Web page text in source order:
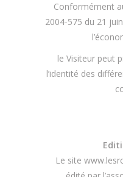
Conformément
2004-575 du 21
le Visiteur peut
l’identité des
Le site